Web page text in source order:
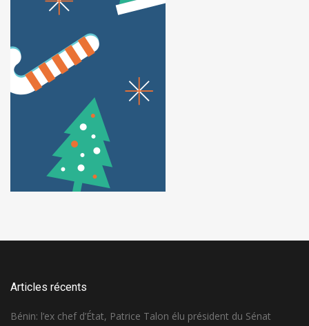
Articles récents
Bénin: l’ex chef d’État, Patrice Talon élu président du Sénat